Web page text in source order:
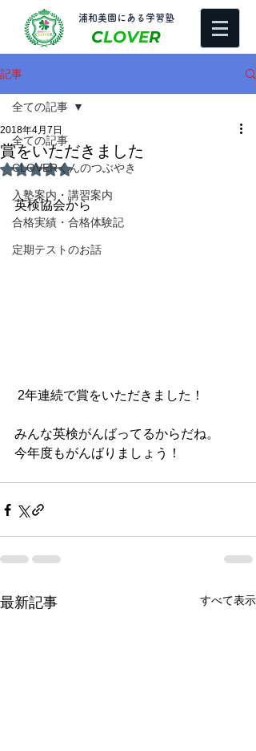
​浦和美園にある学習塾
CLOVER
記事
全ての記事
CLOVERくんのつぶやき
入塾案内・講習案内
合格実績・合格体験記
定期テストのお話
全ての記事
賞をいただきました
2018年4月7日
5つ星のうちNaNと評価されています。
英検協会から
2年連続で賞をいただきました！
みんな英検がんばってるからだね。
今年度もがんばりましょう！
最新記事 すべて表示